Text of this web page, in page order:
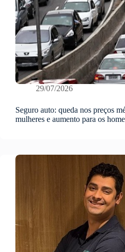
29/07/2026
Seguro auto: queda nos preços
mulheres e aumento para os